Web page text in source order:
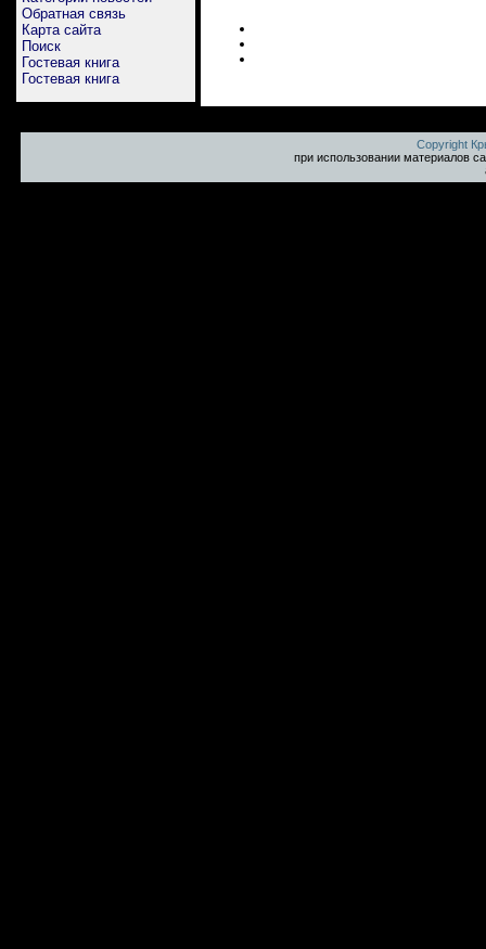
Обратная связь
Карта сайта
Поиск
Гостевая книга
Гостевая книга
Copyright
при использовании материалов